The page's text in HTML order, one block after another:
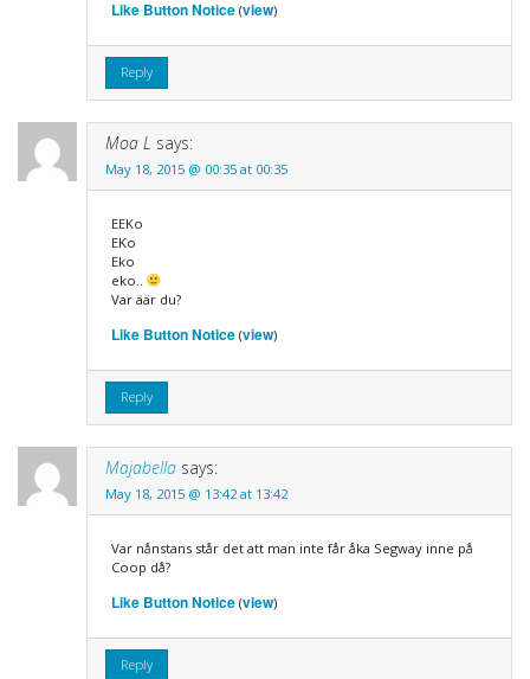
Like Button Notice(view)
Reply
Moa L says:
May 18, 2015 @ 00:35 at 00:35
EEKo
EKo
Eko
eko..
Var äär du?
Like Button Notice(view)
Reply
Majabella says:
May 18, 2015 @ 13:42 at 13:42
Var nånstans står det att man inte får åka Segway inne på
Coop då?
Like Button Notice(view)
Reply